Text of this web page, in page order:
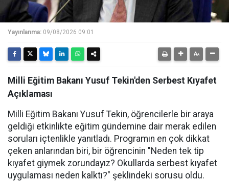
Yayınlanma: 09/08/2026 09:01
Milli Eğitim Bakanı Yusuf Tekin'den Serbest Kıyafet
Açıklaması
Milli Eğitim Bakanı Yusuf Tekin, öğrencilerle bir araya
geldiği etkinlikte eğitim gündemine dair merak edilen
soruları içtenlikle yanıtladı. Programın en çok dikkat
çeken anlarından biri, bir öğrencinin "Neden tek tip
kıyafet giymek zorundayız? Okullarda serbest kıyafet
uygulaması neden kalktı?" şeklindeki sorusu oldu.